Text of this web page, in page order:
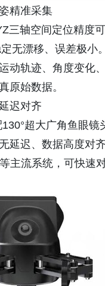
精准采集
三轴空间定位精度
无漂移、误差极
动轨迹、角度变化
原始数据。
迟对齐
超大广角鱼眼
延迟、数据高度对
主流系统，可快速